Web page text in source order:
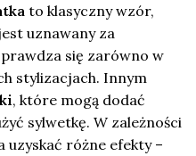
to klasyczny wzór,
uznawany za
się zarówno w
stylizacjach. Innym
, które mogą dodać
sylwetkę. W zależności
uzyskać różne efekty –